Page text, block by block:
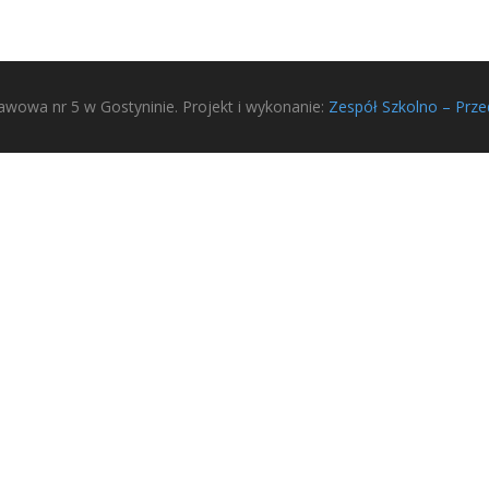
nr 5 w Gostyninie. Projekt i wykonanie: Zespół Szkolno –